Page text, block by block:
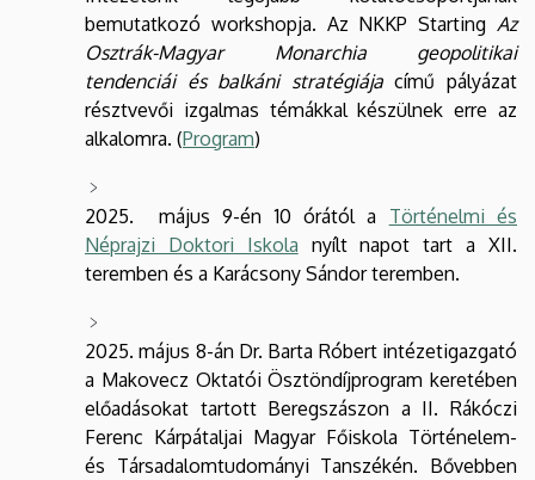
bemutatkozó workshopja. Az NKKP Starting Az
Osztrák-Magyar Monarchia geopolitikai
tendenciái és balkáni stratégiájacímű pályázat
résztvevői izgalmas témákkal készülnek erre az
alkalomra. (Program)
2025. május 9-én 10 órától a Történelmi és
Néprajzi Doktori Iskola nyílt napot tart a XII.
teremben és a Karácsony Sándor teremben.
2025. május 8-án Dr. Barta Róbert intézetigazgató
a Makovecz Oktatói Ösztöndíjprogram keretében
előadásokat tartott Beregszászon a II. Rákóczi
Ferenc Kárpátaljai Magyar Főiskola Történelem-
és Társadalomtudományi Tanszékén. Bővebben